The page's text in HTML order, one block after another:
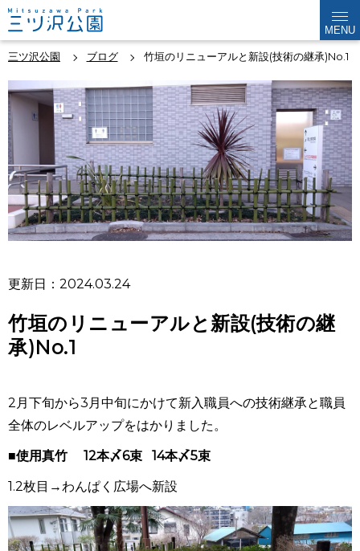
MENU
三ツ沢公園 ブログ 竹垣のリニューアルと新設(技術の継承)No.1
更新日：2024.03.24
竹垣のリニューアルと新設(技術の継
承)No.1
2月下旬から3月中旬にかけて新入職員への技術継承と職員
全体のレベルアップをはかりました。
■使用真竹 12本〆6束
14本〆5束
1.2枚目 →わんぱく広場へ新設